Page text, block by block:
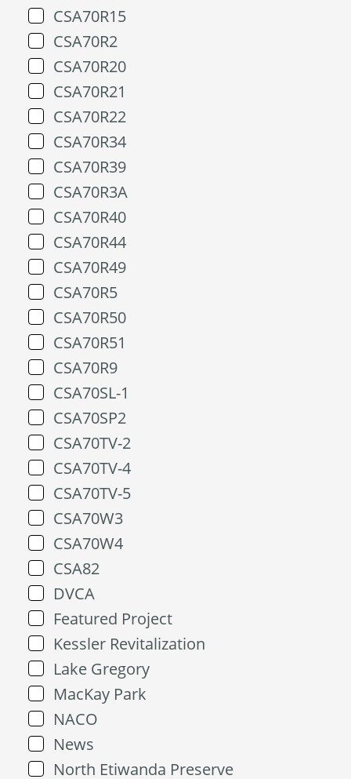
CSA70R15
CSA70R2
CSA70R20
CSA70R21
CSA70R22
CSA70R34
CSA70R39
CSA70R3A
CSA70R40
CSA70R44
CSA70R49
CSA70R5
CSA70R50
CSA70R51
CSA70R9
CSA70SL-1
CSA70SP2
CSA70TV-2
CSA70TV-4
CSA70TV-5
CSA70W3
CSA70W4
CSA82
DVCA
Featured Project
Kessler Revitalization
Lake Gregory
MacKay Park
NACO
News
North Etiwanda Preserve